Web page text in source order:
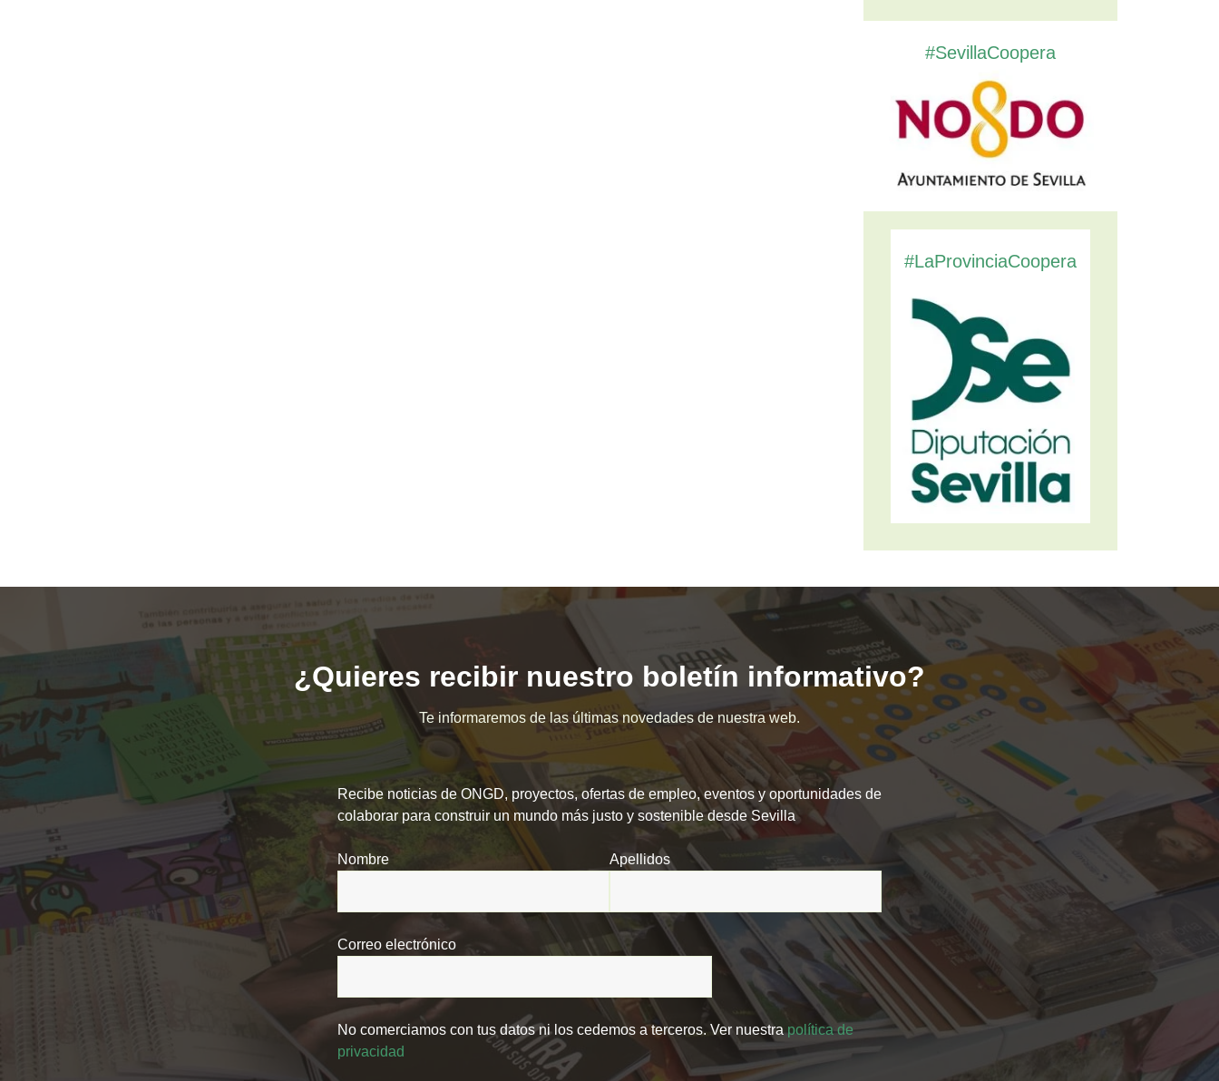
#SevillaCoopera
#LaProvinciaCoopera
¿Quieres recibir nuestro boletín informativo?
Te informaremos de las últimas novedades de nuestra web.
Recibe noticias de ONGD, proyectos, ofertas de empleo, eventos y oportunidades de
colaborar para construir un mundo más justo y sostenible desde Sevilla
Nombre Apellidos
Correo electrónico
No comerciamos con tus datos ni los cedemos a terceros. Ver nuestrapolítica de
privacidad